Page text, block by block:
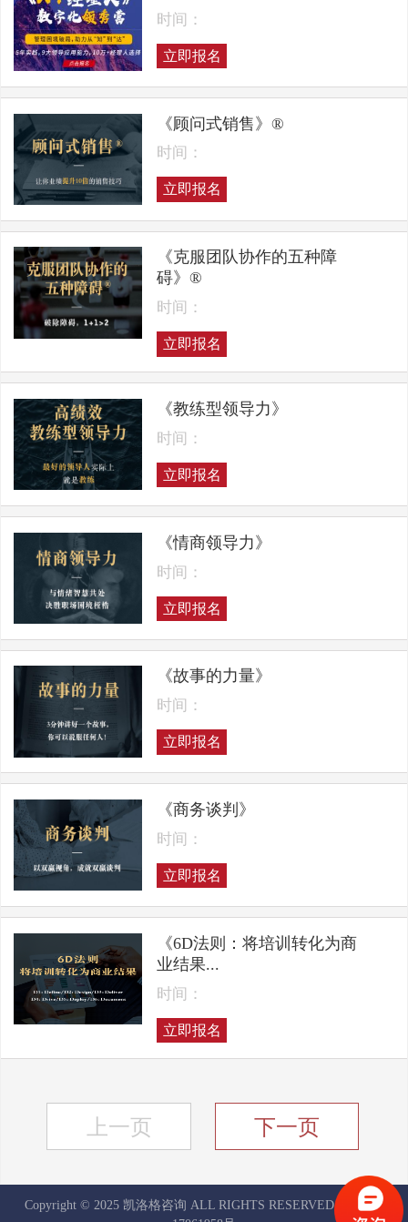
时间：
立即报名
《顾问式销售》®
时间：
立即报名
《克服团队协作的五种障
碍》®
时间：
立即报名
《教练型领导力》
时间：
立即报名
《情商领导力》
时间：
立即报名
《故事的力量》
时间：
立即报名
《商务谈判》
时间：
立即报名
《6D法则：将培训转化为商
业结果...
时间：
立即报名
上一页 下一页
Copyright © 2025 凯洛格咨询 ALL RIGHTS RESERVED
京ICP备